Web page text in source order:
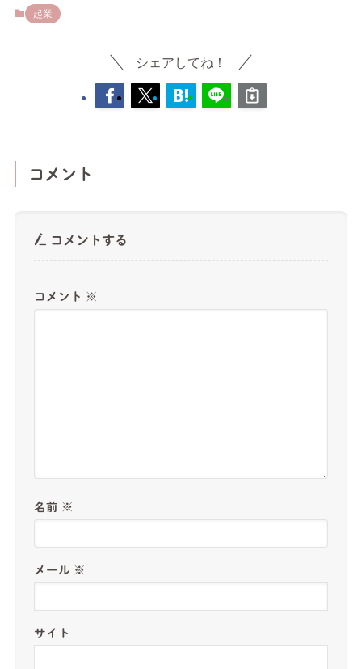
起業
シェアしてね！
コメント
コメントする
コメント ※
名前 ※
メール ※
サイト